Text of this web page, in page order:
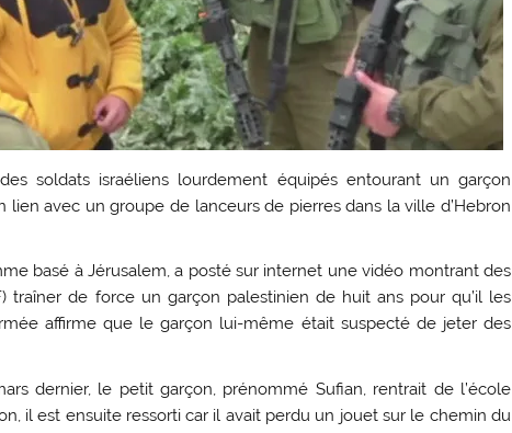
soldats israéliens lourdement équipés entourant un garçon
lien avec un groupe de lanceurs de pierres dans la ville d’Hebron
basé à Jérusalem, a posté sur internet une vidéo montrant des
traîner de force un garçon palestinien de huit ans pour qu’il les
affirme que le garçon lui-même était suspecté de jeter des
dernier, le petit garçon, prénommé Sufian, rentrait de l’école
il est ensuite ressorti car il avait perdu un jouet sur le chemin du